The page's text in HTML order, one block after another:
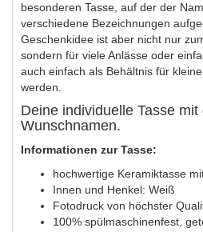
besonderen Tasse, auf der der
verschiedene Bezeichnungen
Geschenkidee ist aber nicht nur
sondern für viele Anlässe oder
auch einfach als Behältnis für
werden.
Deine individuelle Tasse mit
Wunschnamen.
Informationen zur Tasse:
hochwertige Keramiktasse
Innen und Henkel: Weiß
Fotodruck von höchster
100% spülmaschinenfest,